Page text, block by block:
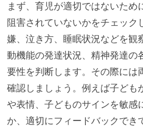
まず、育児が適切ではないため
阻害されていないかをチェック
嫌、泣き方、睡眠状況などを観
動機能の発達状況、精神発達の
要性を判断します。その際には
確認しましょう。例えば子ども
や表情、子どものサインを敏感
か、適切にフィードバックでき